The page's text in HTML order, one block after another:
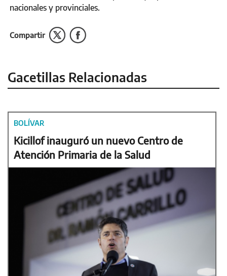
nacionales y provinciales.
Compartir
Gacetillas Relacionadas
BOLÍVAR
Kicillof inauguró un nuevo Centro de
Atención Primaria de la Salud